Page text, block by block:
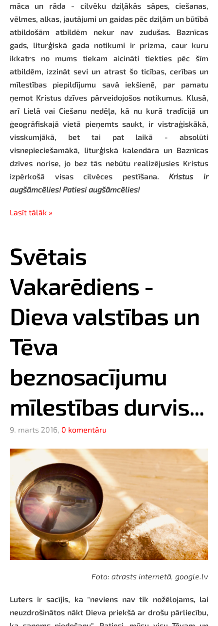
māca un rāda - cilvēku dziļākās sāpes, ciešanas,
vēlmes, alkas, jautājumi un gaidas pēc dziļām un būtībā
atbildošām atbildēm nekur nav zudušas. Baznīcas
gads, liturģiskā gada notikumi ir prizma, caur kuru
ikkatrs no mums tiekam aicināti tiekties pēc šīm
atbildēm, izzināt sevi un atrast šo ticības, cerības un
mīlestības piepildījumu savā iekšienē, par pamatu
ņemot Kristus dzīves pārveidojošos notikumus. Klusā,
arī Lielā vai Ciešanu nedēļa, kā nu kurā tradīcijā un
ģeogrāfiskajā vietā pieņemts saukt, ir vistraģiskākā,
visskumjākā, bet tai pat laikā - absolūti
visnepieciešamākā, liturģiskā kalendāra un Baznīcas
dzīves norise, jo bez tās nebūtu realizējusies Kristus
izpērkošā visas cilvēces pestīšana. Kristus ir
augšāmcēlies! Patiesi augšāmcēlies!
Lasīt tālāk »
Svētais
Vakarēdiens -
Dieva valstības un
Tēva
beznosacījumu
mīlestības durvis...
9. marts 2016, 0 komentāru
Foto: atrasts internetā, google.lv
Luters ir sacījis, ka "neviens nav tik nožēlojams, lai
neuzdrošinātos nākt Dieva priekšā ar drošu pārliecību,